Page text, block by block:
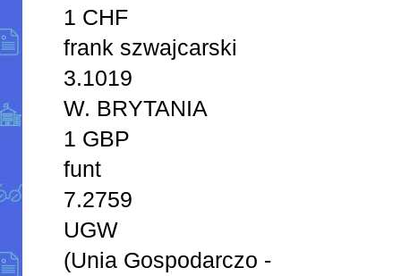
1 CHF
frank szwajcarski
3.1019
W. BRYTANIA
1 GBP
funt
7.2759
UGW
(Unia Gospodarczo -